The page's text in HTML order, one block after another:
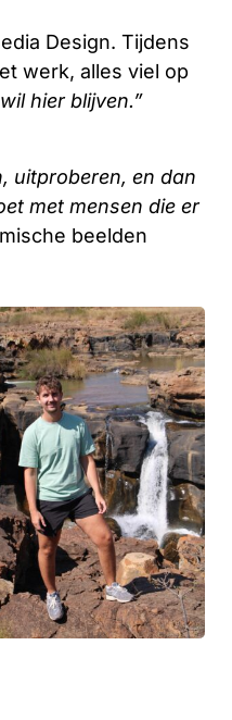
Design. Tijdens
werk, alles viel op
hier blijven.”
uitproberen, en dan
met mensen die er
beelden